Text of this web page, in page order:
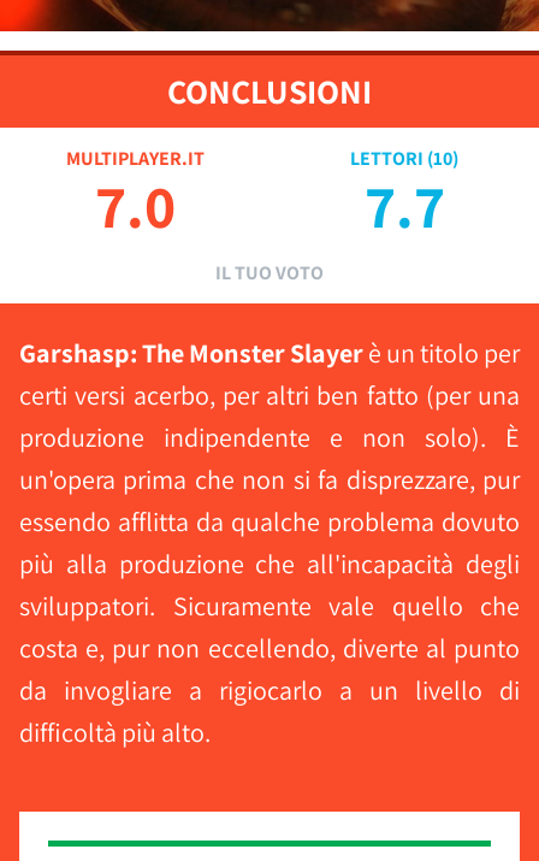
CONCLUSIONI
MULTIPLAYER.IT
7.0
LETTORI (10)
7.7
IL TUO VOTO
Garshasp: The Monster Slayerè un titolo per
certi versi acerbo, per altri ben fatto (per una
produzione indipendente e non solo). È
un'opera prima che non si fa disprezzare, pur
essendo afflitta da qualche problema dovuto
più alla produzione che all'incapacità degli
sviluppatori. Sicuramente vale quello che
costa e, pur non eccellendo, diverte al punto
da invogliare a rigiocarlo a un livello di
difficoltà più alto.